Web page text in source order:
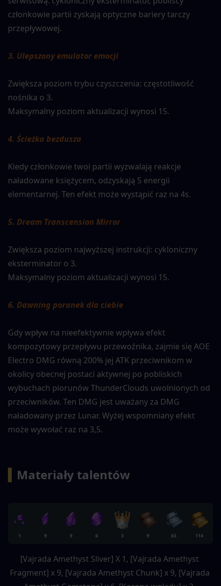
członkowie partii zyskają optyczne bariery tarczy
przepływowej.
3. Ulepszony emulator emocji
Zwiększa poziom trybu czyszczenia: częstotliwość
nośnika o 3.
Maksymalny poziom aktualizacji wynosi 15.
4. Ścieżka bezdusza
Kiedy członkowie twoi partii wyzwalają reakcje
naładowane księżycem, odzyskają 5 energii
elementarnej. Ten efekt może wystąpić raz na 4s.
5. Dream Transcension Mirror
Zwiększa poziom najwyższej instrukcji: cykloniczny
eksterminator o 3.
Maksymalny poziom aktualizacji wynosi 15.
6. Dawning poranek dla ciebie
Gdy wpływ na nieefektywnie wpływa efekt
kompozytowy przepływu przewoźnika, zajmie się AOE
Electro DMG równą 200% jej ATK przeciwnikom w
okolicy obecnej postaci aktywnej po pobliskich
wybuchach piorunów ThunderClouds uwolnionych od
przeciwników. Ten DMG jest uważany za DMG
naładowany przez Lunar. Wyżej wspomniany efekt
może wywołać raz na 3,5.
Materiały talentów
[Vajrada Amethyst Sliver] X 1, [Vajrada Amethyst
Fragment] x 9, [Vajrada Amethyst Chunk] x 9, [Vajrada